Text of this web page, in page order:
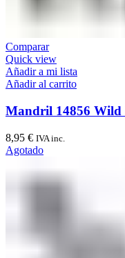
Comparar
Quick view
Añadir a mi lista
Añadir al carrito
Mandril 14856
8,95 € IVA inc.
Agotado